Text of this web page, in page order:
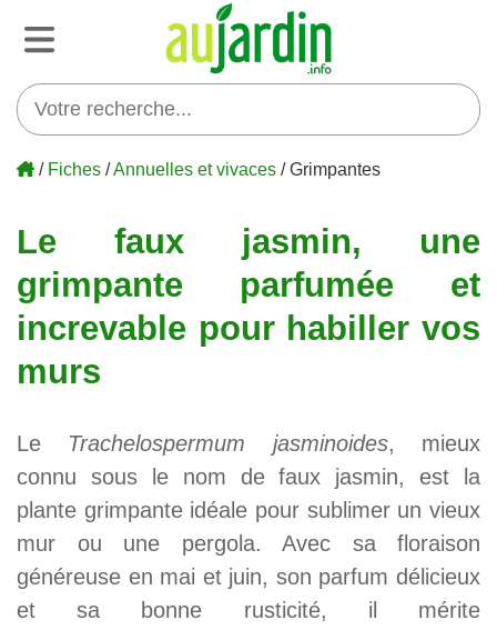
/ Fiches /Annuelles et vivaces / Grimpantes
Le faux jasmin, une
grimpante parfumée et
increvable pour habiller vos
murs
Le Trachelospermum jasminoides, mieux
connu sous le nom de faux jasmin, est la
plante grimpante idéale pour sublimer un vieux
mur ou une pergola. Avec sa floraison
généreuse en mai et juin, son parfum délicieux
et sa bonne rusticité, il mérite